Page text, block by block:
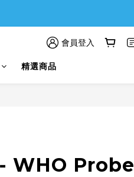
會員登入
精選商品
WHO Probe